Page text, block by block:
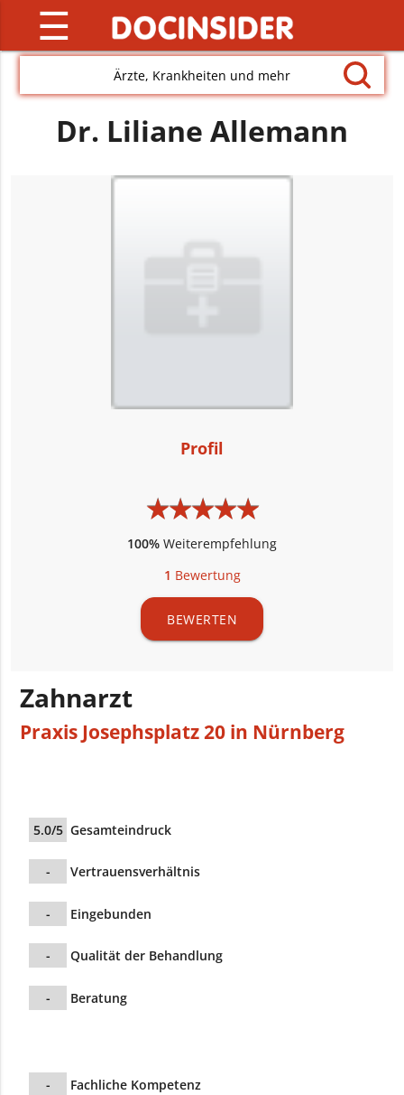
☰
Ärzte, Krankheiten und mehr
Dr. Liliane Allemann
Profil
★★★★★
★★★★★
100% Weiterempfehlung
1 Bewertung
BEWERTEN
Zahnarzt
Praxis Josephsplatz 20 in Nürnberg
5.0/5 Gesamteindruck
- Vertrauensverhältnis
- Eingebunden
- Qualität der Behandlung
- Beratung
- Fachliche Kompetenz